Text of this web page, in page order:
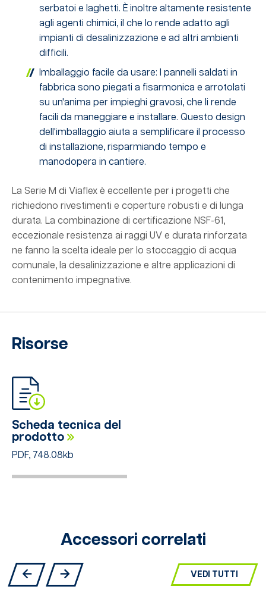
serbatoi e laghetti. È inoltre altamente resistente
agli agenti chimici, il che lo rende adatto agli
impianti di desalinizzazione e ad altri ambienti
difficili.
Imballaggio facile da usare: I pannelli saldati in
fabbrica sono piegati a fisarmonica e arrotolati
su un'anima per impieghi gravosi, che li rende
facili da maneggiare e installare. Questo design
dell'imballaggio aiuta a semplificare il processo
di installazione, risparmiando tempo e
manodopera in cantiere.
La Serie M di Viaflex è eccellente per i progetti che
richiedono rivestimenti e coperture robusti e di lunga
durata. La combinazione di certificazione NSF-61,
eccezionale resistenza ai raggi UV e durata rinforzata
ne fanno la scelta ideale per lo stoccaggio di acqua
comunale, la desalinizzazione e altre applicazioni di
contenimento impegnative.
Risorse
Scheda tecnica del
prodotto
PDF, 748.08kb
Accessori correlati
VEDI TUTTI